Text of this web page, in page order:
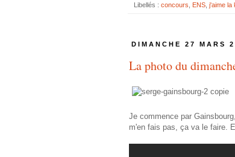
Libellés : concours ENS j'aime la
DIMANCHE 27 MARS
La photo du
Je commence par
m'en fais pas, ça va le faire.